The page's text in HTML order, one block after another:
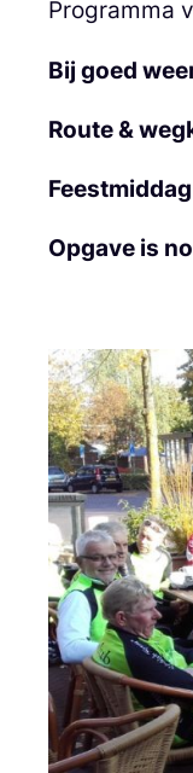
Programma
Bij goed
Route &
Opgave is